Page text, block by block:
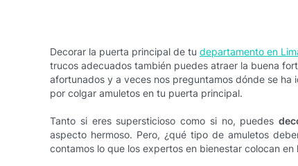
Decorar la puerta principal de tu departamento en
trucos adecuados también puedes atraer la buena
afortunados y a veces nos preguntamos dónde se
por colgar amuletos en tu puerta principal.
Tanto si eres supersticioso como si no, puedes
aspecto hermoso. Pero, ¿qué tipo de amuletos
contamos lo que los expertos en bienestar colocan